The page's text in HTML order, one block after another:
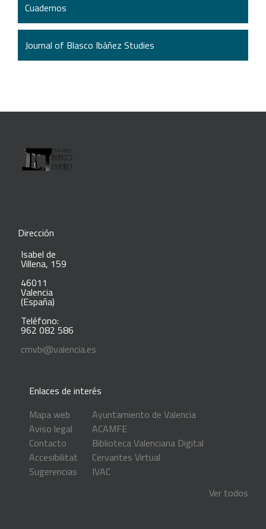
Cuadernos
Journal of Blasco Ibáñez Studies
Dirección
Isabel de
Villena, 159
46011
Valencia
(España)
Teléfono:
962 082 586
cmvbi@valencia.es
Enlaces de interés
Mapa web
Aviso legal
Contacto
Accesibilitat
Sugerencias
Ayuntamiento de Valencia
ACAMFE
Biblioteca Valenciana Digital
Cervantes Virtual
IVAC
Ver todos